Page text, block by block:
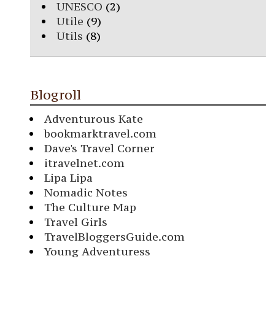
UNESCO (2)
Utile (9)
Utils (8)
Blogroll
Adventurous Kate
bookmarktravel.com
Dave's Travel Corner
itravelnet.com
Lipa Lipa
Nomadic Notes
The Culture Map
Travel Girls
TravelBloggersGuide.com
Young Adventuress